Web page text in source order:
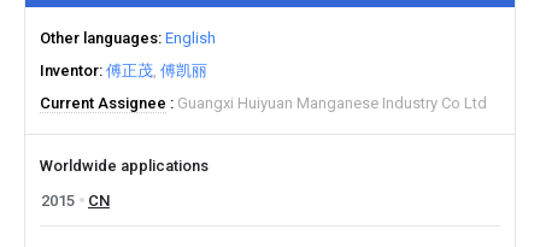
Other languages English
Inventor 傅正茂 傅凯丽
Current Assignee
Guangxi Huiyuan Manganese Industry Co Ltd
Worldwide applications
2015
CN